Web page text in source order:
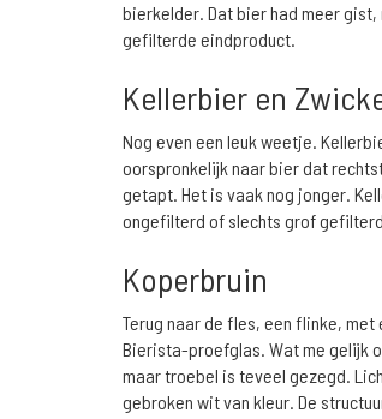
bierkelder. Dat bier had meer
gefilterde eindproduct.
Kellerbier en
Nog even een leuk weetje.
oorspronkelijk naar bier dat
getapt. Het is vaak nog jonger.
ongefilterd of slechts grof
Koperbruin
Terug naar de fles, een flinke,
Bierista-proefglas. Wat me gelijk
maar troebel is teveel gezegd.
gebroken wit van kleur. De